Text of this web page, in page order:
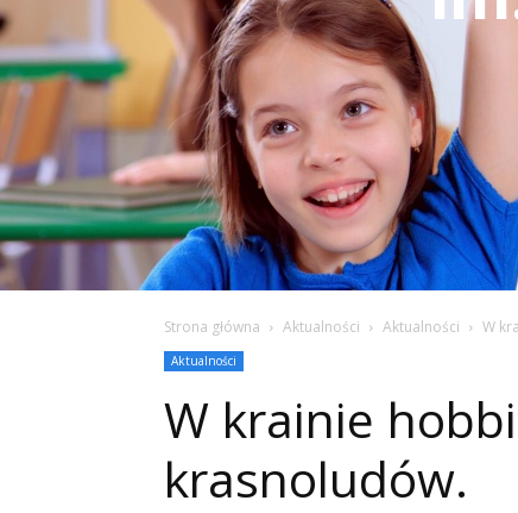
Strona główna Aktualności Aktualności W
Aktualności
W krainie
krasnoludów.